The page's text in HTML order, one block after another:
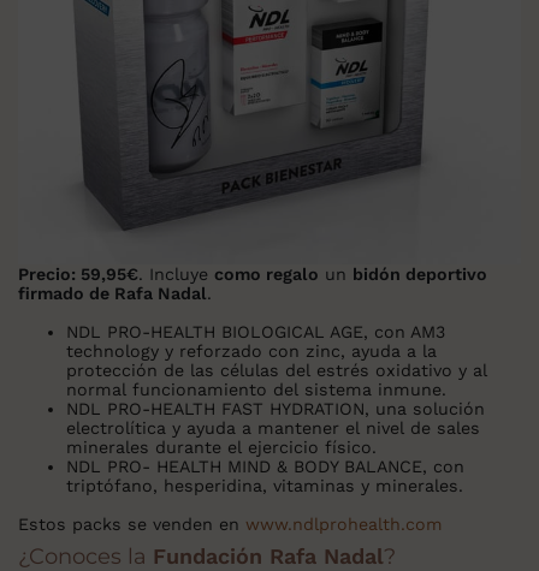
Precio: 59,95€. Incluye como regalo un bidón deportivo
firmado de Rafa Nadal.
NDL PRO-HEALTH BIOLOGICAL AGE, con AM3
technology y reforzado con zinc, ayuda a la
protección de las células del estrés oxidativo y al
normal funcionamiento del sistema inmune.
NDL PRO-HEALTH FAST HYDRATION, una solución
electrolítica y ayuda a mantener el nivel de sales
minerales durante el ejercicio físico.
NDL PRO- HEALTH MIND & BODY BALANCE, con
triptófano, hesperidina, vitaminas y minerales.
Estos packs se venden en www.ndlprohealth.com
¿Conoces la Fundación Rafa Nadal?